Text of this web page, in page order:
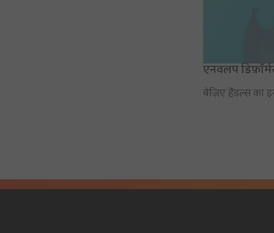
एनवलप
बेज़िए हैंडल्स का